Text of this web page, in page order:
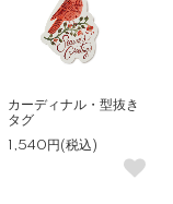
カーディナル・型抜き
タグ
1,540円(税込)